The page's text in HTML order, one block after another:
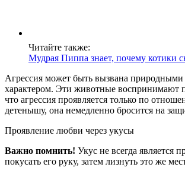
Читайте также:
Мудрая Пиппа знает, почему котики
Агрессия может быть вызвана
характером. Эти животные воспринимают
что агрессия проявляется только по
детенышу, она немедленно бросится на
Проявление любви через укусы
Важно помнить! Укус не всегда является
покусать его руку, затем лизнуть это же